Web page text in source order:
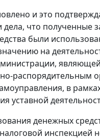
и это
что полученные
были
на
распорядительным
в
уставной
денежных
инспекцией